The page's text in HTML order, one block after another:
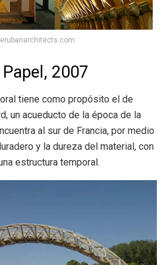
2007
tiene como propósito el de
un acueducto de la época de la
al sur de Francia, por medio
y la dureza del material, con
estructura temporal.